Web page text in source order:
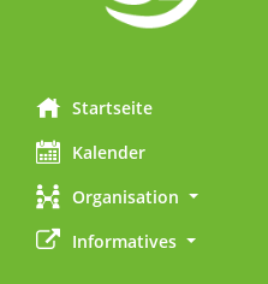
Startseite
Kalender
Organisation
Informatives